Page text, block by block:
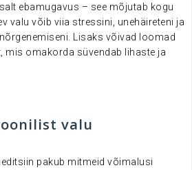
ebamugavus – see mõjutab kogu
valu võib viia stressini, unehäireteni ja
Lisaks võivad loomad
mis omakorda süvendab lihaste ja
valu
pakub mitmeid võimalusi